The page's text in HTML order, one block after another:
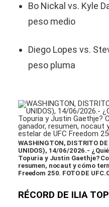
Bo Nickal vs. Kyle
peso medio
Diego Lopes vs.
peso pluma
WASHINGTON, DISTRITO
UNIDOS), 14/06/2026.-
Topuria y Justin Gaethje?
resumen, nocaut y cómo
Freedom 250. FOTO DE
RÉCORD DE ILIA